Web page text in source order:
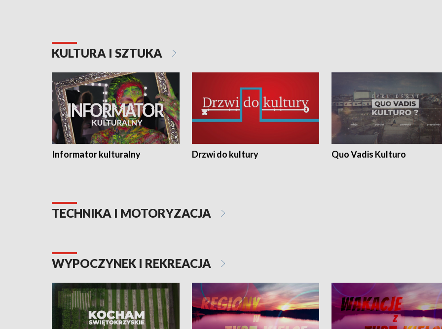
KULTURA I SZTUKA
Informator kulturalny Drzwi do kultury Quo Vadis Kulturo
TECHNIKA I MOTORYZACJA
WYPOCZYNEK I REKREACJA